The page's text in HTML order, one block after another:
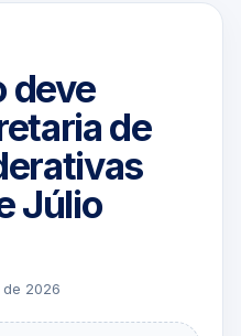
deve
de
Júlio
2026